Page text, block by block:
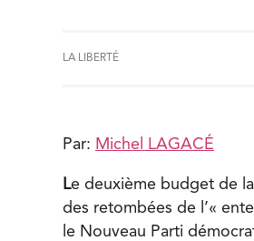
LA LIBERTÉ
Par: Michel LAGACÉ
Le deuxième budget de
des retombées de l’«
le Nouveau Parti